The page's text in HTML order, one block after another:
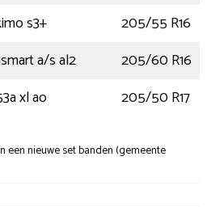
s3+ 205/55 R16
a/s al2 205/60 R16
xl ao 205/50 R17
een nieuwe set banden (gemeente